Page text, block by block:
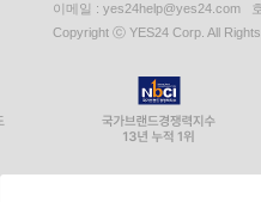
이메일 : yes24help@yes24.com
Copyright ⓒ YES24 Corp. All